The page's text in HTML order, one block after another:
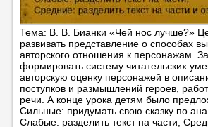
Тема: В. В. Бианки «Чей нос лучше?»
развивать представление о способах
авторского отношения к персонажам.
формировать систему читательских
авторскую оценку персонажей в
поступков и размышлений героев,
речи. А конце урока детям было
Сильные: придумать свою сказку по
Слабые: разделить текст на части;